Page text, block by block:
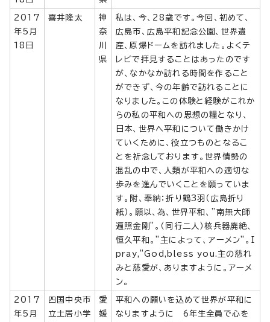
2017
年5月
18日
喜井隆太
神
奈
川
県
私は、今、28歳です。今回、初めて、
広島市、広島平和記念公園、世界遺
産、原爆ドームを訪れました。よくテ
レビで拝見することはあったのです
が、なかなか訪れる時間を作ること
ができず、今の年齢で訪れることに
なりました。この体験と経験がこれか
らの私の平和への思想の糧となり、
日本、世界へ平和について働きかけ
ていくために、役立つものとなるこ
とを祈念しております。世界情勢の
混乱の中で、人類が平和への適切な
歩みを進んでいくことを願っていま
す。附、奉納：折り鶴3羽（広島折り
紙）。願以、為、世界平和、”南無大師
遍照金剛”。（同行二人）核兵器廃絶、
恒久平和。”主によって、アーメン”。I
pray,"God,bless you.主の慈れ
みと慈愛が、ありますように。アーメ
ン。
2017
年5月
四国中央市
立土居小学
愛
媛
平和への願いを込めて世界が平和に
なりますように 6年生全員で心を